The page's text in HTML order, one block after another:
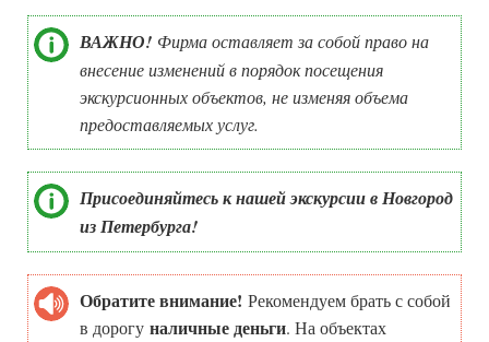
ВАЖНО! Фирма оставляет за собой право на
внесение изменений в порядок посещения
экскурсионных объектов, не изменяя объема
предоставляемых услуг.
Присоединяйтесь к нашей экскурсии в Новгород
из Петербурга!
Обратите внимание! Рекомендуем брать с собой
в дорогу наличные деньги. На объектах